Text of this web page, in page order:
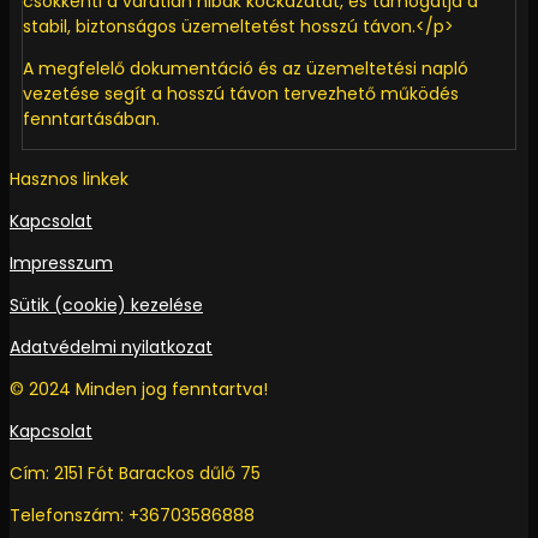
stabil, biztonságos üzemeltetést hosszú távon.</p>
A megfelelő dokumentáció és az üzemeltetési napló
vezetése segít a hosszú távon tervezhető működés
fenntartásában.
Hasznos linkek
Kapcsolat
Impresszum
Sütik (cookie) kezelése
Adatvédelmi nyilatkozat
© 2024 Minden jog fenntartva!
Kapcsolat
Cím: 2151 Fót Barackos dűlő 75
Telefonszám: +36703586888